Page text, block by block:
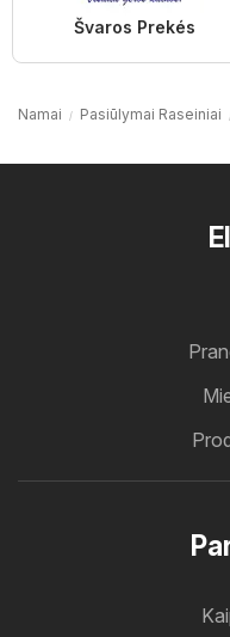
Švaros Prekés
Namai Pasiūlymai Raseiniai